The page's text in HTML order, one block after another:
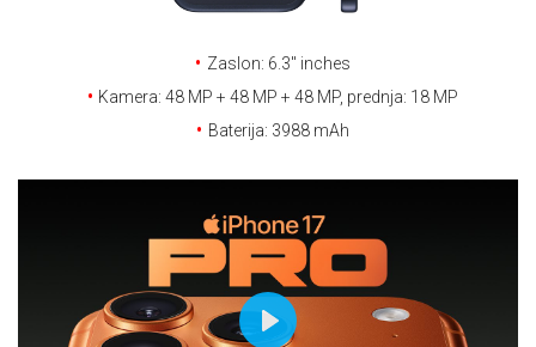
TELEFONSKI IMENIK
Zaslon: 6.3'' inches
Kamera: 48 MP + 48 MP + 48 MP, prednja: 18 MP
Baterija: 3988 mAh